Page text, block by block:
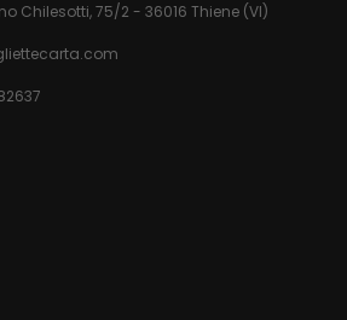
Chilesotti, 75/2 - 36016 Thiene (VI)